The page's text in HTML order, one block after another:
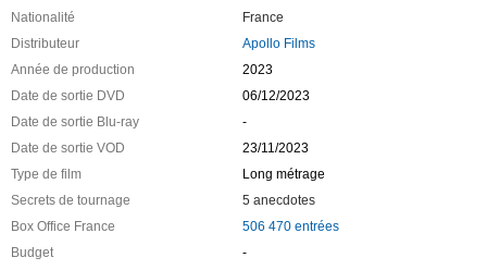
Nationalité
France
Distributeur
Apollo Films
Année de production
2023
Date de sortie DVD
06/12/2023
Date de sortie Blu-ray
-
Date de sortie VOD
23/11/2023
Type de film
Long métrage
Secrets de tournage
5 anecdotes
Box Office France
506 470 entrées
Budget
-